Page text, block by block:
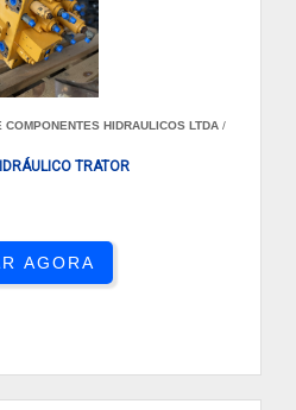
HIDRAULICOS LTDA/
TRATOR
AGORA